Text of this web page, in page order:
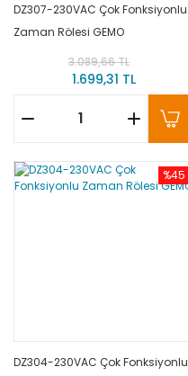
DZ307-230VAC Çok Fonksiyonlu
Zaman Rölesi GEMO
3.089,66 TL
1.699,31 TL
%45
DZ304-230VAC Çok Fonksiyonlu